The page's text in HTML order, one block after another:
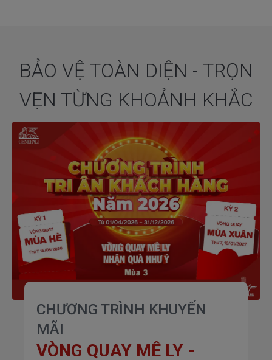
BẢO VỆ TOÀN DIỆN - TRỌN
VẸN TỪNG KHOẢNH KHẮC
CHƯƠNG TRÌNH KHUYẾN
MÃI
VÒNG QUAY MÊ LY -